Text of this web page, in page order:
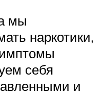
мы
наркотики,
себя
и